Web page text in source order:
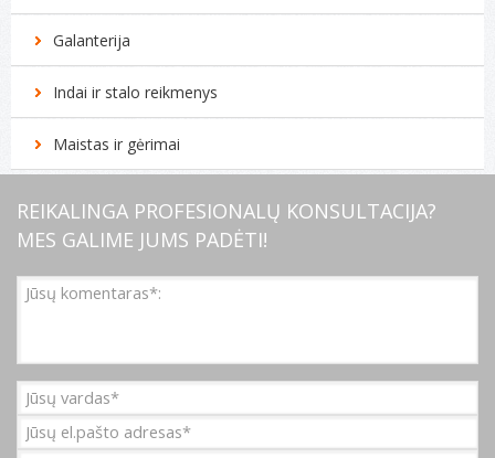
Galanterija
Indai ir stalo reikmenys
Maistas ir gėrimai
REIKALINGA PROFESIONALŲ KONSULTACIJA?
MES GALIME JUMS PADĖTI!